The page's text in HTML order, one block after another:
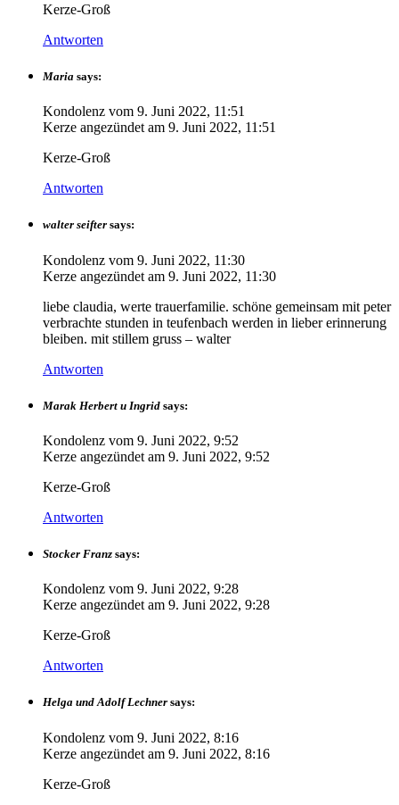
Kerze-Groß
Antworten
Maria says:
Kondolenz vom 9. Juni 2022, 11:51
Kerze angezündet am 9. Juni 2022, 11:51
Kerze-Groß
Antworten
walter seifter says:
Kondolenz vom 9. Juni 2022, 11:30
Kerze angezündet am 9. Juni 2022, 11:30
liebe claudia, werte trauerfamilie. schöne gemeinsam mit peter
verbrachte stunden in teufenbach werden in lieber erinnerung
bleiben. mit stillem gruss – walter
Antworten
Marak Herbert u Ingrid says:
Kondolenz vom 9. Juni 2022, 9:52
Kerze angezündet am 9. Juni 2022, 9:52
Kerze-Groß
Antworten
Stocker Franz says:
Kondolenz vom 9. Juni 2022, 9:28
Kerze angezündet am 9. Juni 2022, 9:28
Kerze-Groß
Antworten
Helga und Adolf Lechner says:
Kondolenz vom 9. Juni 2022, 8:16
Kerze angezündet am 9. Juni 2022, 8:16
Kerze-Groß